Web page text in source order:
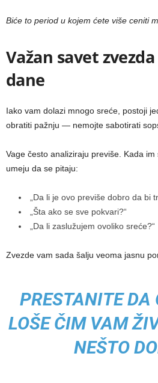
Biće to period u kojem ćete više ceniti
Važan savet
dane
Iako vam dolazi mnogo sreće, postoji
obratiti pažnju — nemojte sabotirati
Vage često analiziraju previše. Kada im
umeju da se pitaju:
„Da li je ovo previše dobro da bi
„Šta ako se sve pokvari?“
„Da li zaslužujem ovoliko sreće?“
Zvezde vam sada šalju veoma jasnu
PRESTANITE DA
LOŠE ČIM VAM
NEŠTO